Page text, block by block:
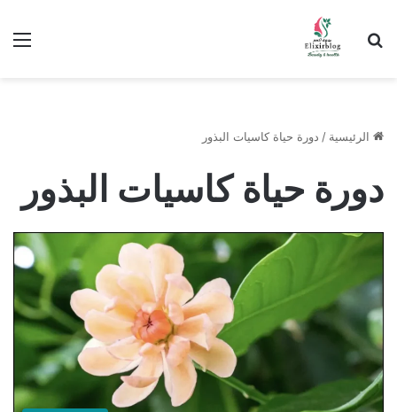
ابحث عن
الرئيسية / دورة حياة كاسيات البذور
دورة حياة كاسيات البذور